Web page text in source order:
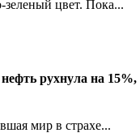
зеленый цвет. Пока...
рухнула на 15%,
мир в страхе...